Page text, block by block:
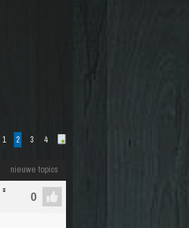
1 2 3 4
nieuwe topics